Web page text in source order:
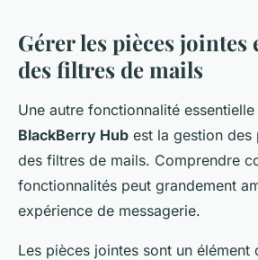
Gérer les pièces jointes
des filtres de mails
Une autre fonctionnalité
BlackBerry Hub est la gestion des
des filtres de mails. Comprendre
fonctionnalités peut grandement
expérience de messagerie.
Les pièces jointes sont un élément